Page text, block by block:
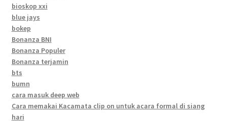
bioskop xxi
blue jays
bokep
Bonanza BNI
Bonanza Populer
Bonanza terjamin
bts
bumn
cara masuk deep web
Cara memakai Kacamata clip on untuk acara formal di siang
hari